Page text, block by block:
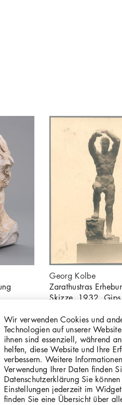
Georg Kolbe
Zarathustras
Skizze, 1932, Gips
Wir verwenden Cookies und
Technologien auf unserer
ihnen sind essenziell, während
helfen, diese Website und Ihre
verbessern. Weitere
Verwendung Ihrer Daten finden
Datenschutzerklärung Sie
Einstellungen jederzeit im
finden Sie eine Übersicht über